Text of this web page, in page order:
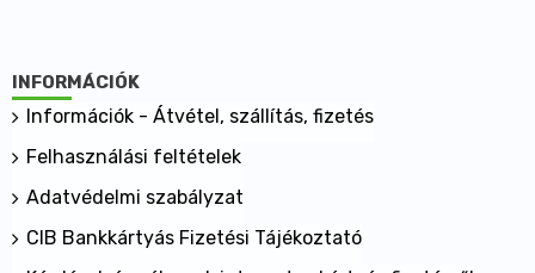
INFORMÁCIÓK
Információk - Átvétel, szállítás, fizetés
Felhasználási feltételek
Adatvédelmi szabályzat
CIB Bankkártyás Fizetési Tájékoztató